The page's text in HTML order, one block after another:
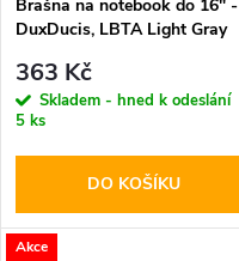
Brašna na notebook do 16" -
DuxDucis, LBTA Light Gray
363 Kč
Skladem - hned k odeslání
5 ks
DO KOŠÍKU
Akce